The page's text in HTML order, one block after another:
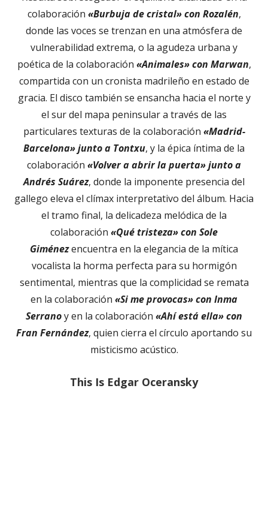
colaboración «Burbuja de cristal» con Rozalén,
donde las voces se trenzan en una atmósfera de
vulnerabilidad extrema, o la agudeza urbana y
poética de la colaboración «Animales» con Marwan,
compartida con un cronista madrileño en estado de
gracia. El disco también se ensancha hacia el norte y
el sur del mapa peninsular a través de las
particulares texturas de la colaboración «Madrid-
Barcelona» junto a Tontxu, y la épica íntima de la
colaboración «Volver a abrir la puerta» junto a
Andrés Suárez, donde la imponente presencia del
gallego eleva el clímax interpretativo del álbum. Hacia
el tramo final, la delicadeza melódica de la
colaboración «Qué tristeza» con Sole
Giménezencuentra en la elegancia de la mítica
vocalista la horma perfecta para su hormigón
sentimental, mientras que la complicidad se remata
en la colaboración «Si me provocas» con Inma
Serranoy en la colaboración «Ahí está ella» con
Fran Fernández, quien cierra el círculo aportando su
misticismo acústico.
This Is Edgar Oceransky